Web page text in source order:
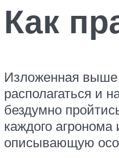
Как
Изложенная выше
располагаться и
бездумно
каждого
описывающую